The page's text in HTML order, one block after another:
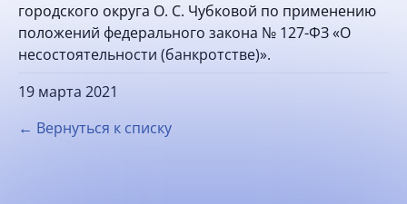
городского округа О. С. Чубковой по применению
положений федерального закона № 127-ФЗ «О
несостоятельности (банкротстве)».
19 марта 2021
← Вернуться к списку